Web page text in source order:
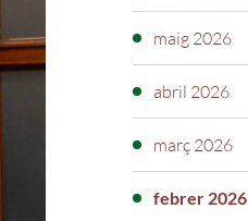
maig 2026
abril 2026
març 2026
febrer 2026